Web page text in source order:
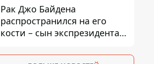
Рак Джо Байдена
распространился на его
кости – сын экспрезидента
отца прогрессирует